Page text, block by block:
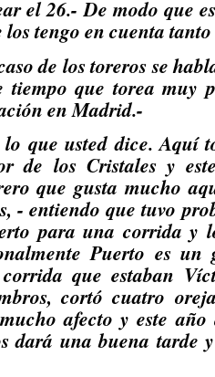
el 26.- De modo que
los tengo en cuenta
de los toreros se
tiempo que torea muy
en Madrid.-
que usted dice. Aquí
de los Cristales y
que gusta mucho
- entiendo que tuvo
para una corrida y
Puerto es
que estaban
cortó cuatro
afecto y este
dará una buena tarde